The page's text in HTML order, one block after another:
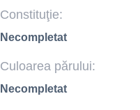
Constituţie:
Necompletat
Culoarea părului:
Necompletat